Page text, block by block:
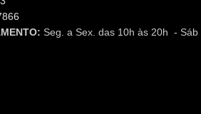
Seg. a Sex. das 10h às 20h - Sáb